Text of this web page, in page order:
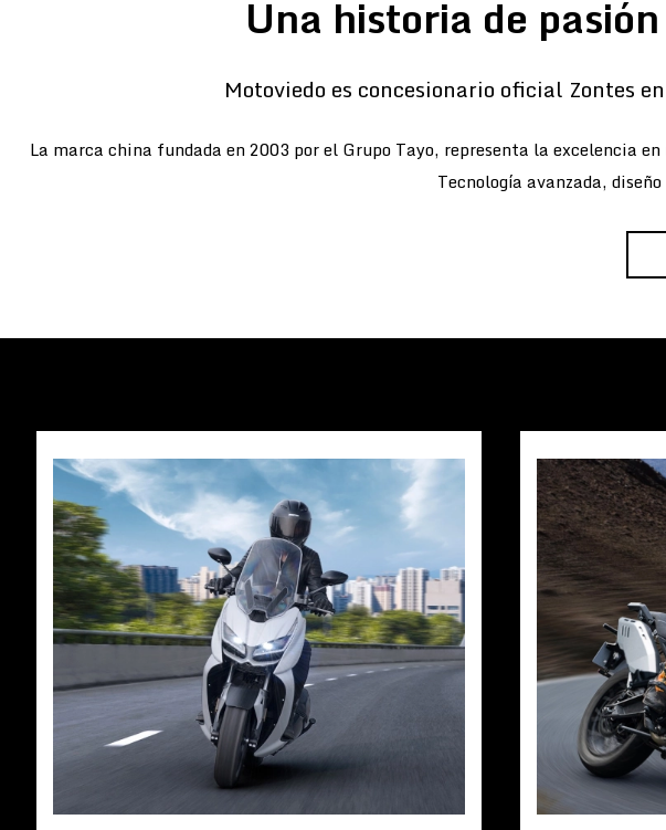
Una historia de
Motoviedo es concesionario oficial Zontes
La marca china fundada en 2003 por el Grupo Tayo, representa la excelencia
Tecnología avanzada,